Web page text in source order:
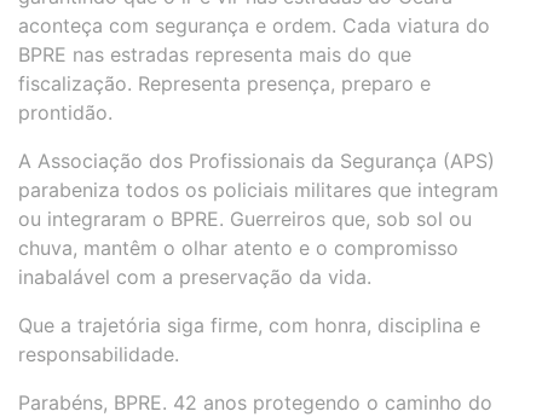
aconteça com segurança e ordem. Cada viatura do
BPRE nas estradas representa mais do que
fiscalização. Representa presença, preparo e
prontidão.
A Associação dos Profissionais da Segurança (APS)
parabeniza todos os policiais militares que integram
ou integraram o BPRE. Guerreiros que, sob sol ou
chuva, mantêm o olhar atento e o compromisso
inabalável com a preservação da vida.
Que a trajetória siga firme, com honra, disciplina e
responsabilidade.
Parabéns, BPRE. 42 anos protegendo o caminho do